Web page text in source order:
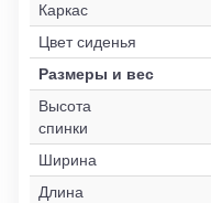
Каркас
Цвет сиденья
Размеры и вес
Высота
спинки
Ширина
Длина